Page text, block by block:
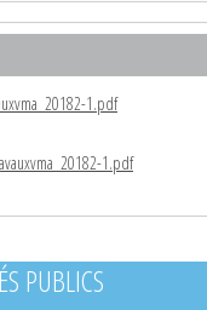
1.pdf
1.pdf
PUBLICS